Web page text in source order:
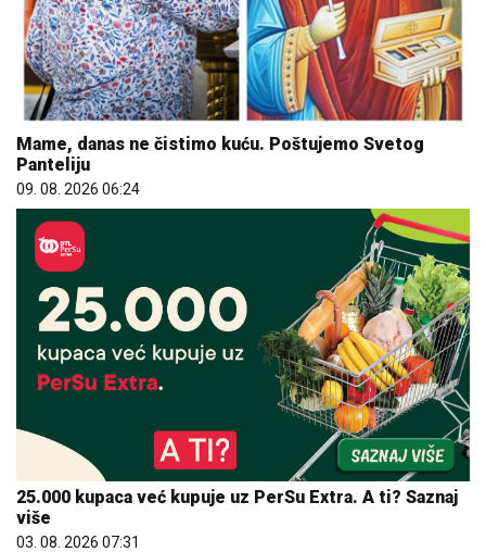
Mame, danas ne čistimo kuću. Poštujemo Svetog
Panteliju
09. 08. 2026 06:24
25.000 kupaca već kupuje uz PerSu Extra. A ti? Saznaj
više
03. 08. 2026 07:31